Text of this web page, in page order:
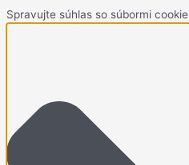
Spravujte súhlas so súbormi cookie